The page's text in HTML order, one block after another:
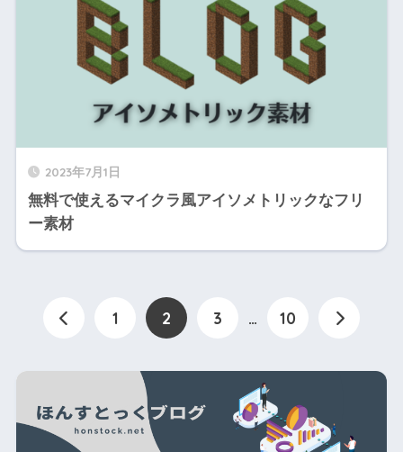
2023年7月1日
無料で使えるマイクラ風アイソメトリックなフリ
ー素材
1 2 3 … 10